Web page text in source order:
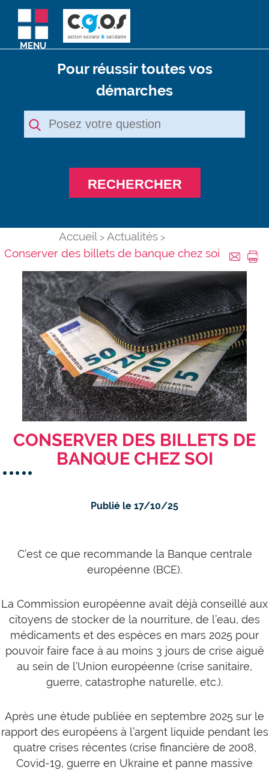
MENU
Pour réussir toutes vos
démarches
RECHERCHER
Accueil
Actualités
Conserver des billets de banque chez soi
CONSERVER DES BILLETS DE
BANQUE CHEZ SOI
Publié le 17/10/25
C’est ce que recommande la Banque centrale
européenne (BCE).
La Commission européenne avait déjà conseillé aux
citoyens de stocker de la nourriture, de l’eau, des
médicaments et des espèces en mars 2025 pour
pouvoir faire face à au moins 3 jours de crise aiguë
au sein de l’Union européenne (crise sanitaire,
guerre, catastrophe naturelle, etc.).
Après une étude publiée en septembre 2025 sur le
rapport des européens à l’argent liquide pendant les
quatre crises récentes (crise financière de 2008,
Covid-19, guerre en Ukraine et panne massive